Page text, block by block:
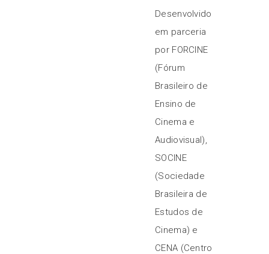
Desenvolvido
em parceria
por FORCINE
(Fórum
Brasileiro de
Ensino de
Cinema e
Audiovisual),
SOCINE
(Sociedade
Brasileira de
Estudos de
Cinema) e
CENA (Centro